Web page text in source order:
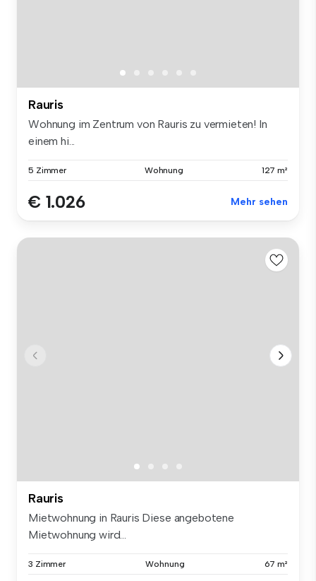
Rauris
Wohnung im Zentrum von Rauris zu vermieten! In
einem hi...
5 Zimmer Wohnung 127 m²
€ 1.026 Mehr sehen
Rauris
Mietwohnung in Rauris Diese angebotene
Mietwohnung wird...
3 Zimmer Wohnung 67 m²